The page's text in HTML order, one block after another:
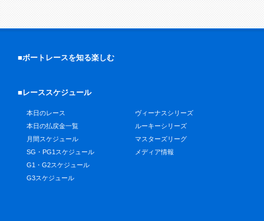
■ボートレースを知る楽しむ
■レーススケジュール
本日のレース
本日の払戻金一覧
月間スケジュール
SG・PG1スケジュール
G1・G2スケジュール
G3スケジュール
ヴィーナスシリーズ
ルーキーシリーズ
マスターズリーグ
メディア情報